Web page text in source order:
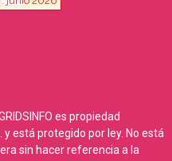
es propiedad
y está protegido por ley. No está
sin hacer referencia a la